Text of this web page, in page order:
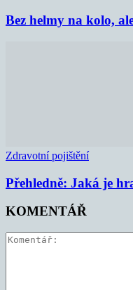
Bez helmy na kolo,
Zdravotní pojištění
Přehledně: Jaká je
KOMENTÁŘ